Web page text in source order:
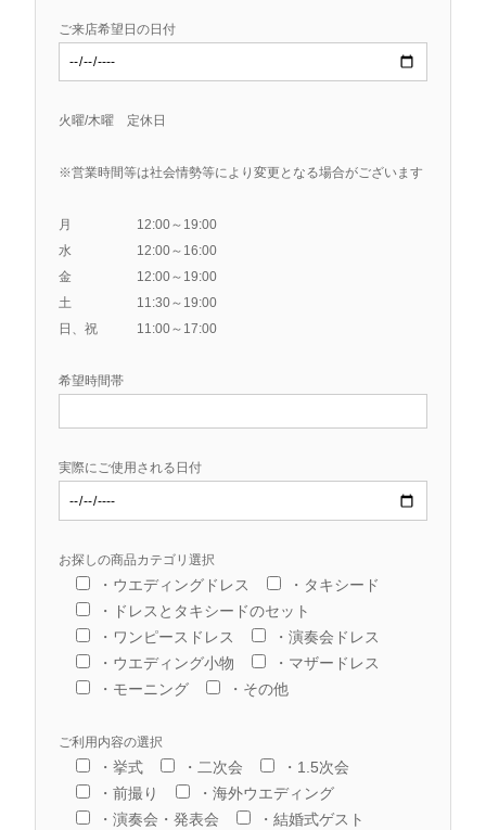
ご来店希望日の日付
火曜/木曜 定休日
※営業時間等は社会情勢等により変更となる場合がございます
月 12:00～19:00
水 12:00～16:00
金 12:00～19:00
土 11:30～19:00
日、祝 11:00～17:00
希望時間帯
実際にご使用される日付
お探しの商品カテゴリ選択
・ウエディングドレス
・タキシード
・ドレスとタキシードのセット
・ワンピースドレス
・演奏会ドレス
・ウエディング小物
・マザードレス
・モーニング
・その他
ご利用内容の選択
・挙式 ・二次会
・1.5次会
・前撮り
・海外ウエディング
・演奏会・発表会
・結婚式ゲスト